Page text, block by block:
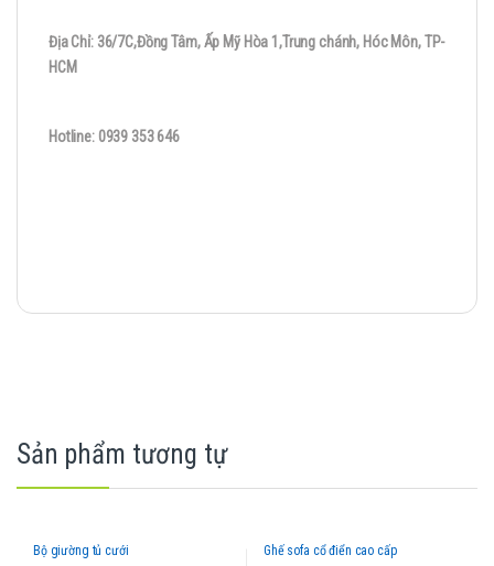
Địa Chỉ: 36/7C,Đồng Tâm, Ấp Mỹ Hòa 1,Trung chánh, Hóc Môn, TP-
HCM
Hotline: 0939 353 646
Sản phẩm tương tự
Bộ giường tủ cưới Ghế sofa cổ điển cao cấp